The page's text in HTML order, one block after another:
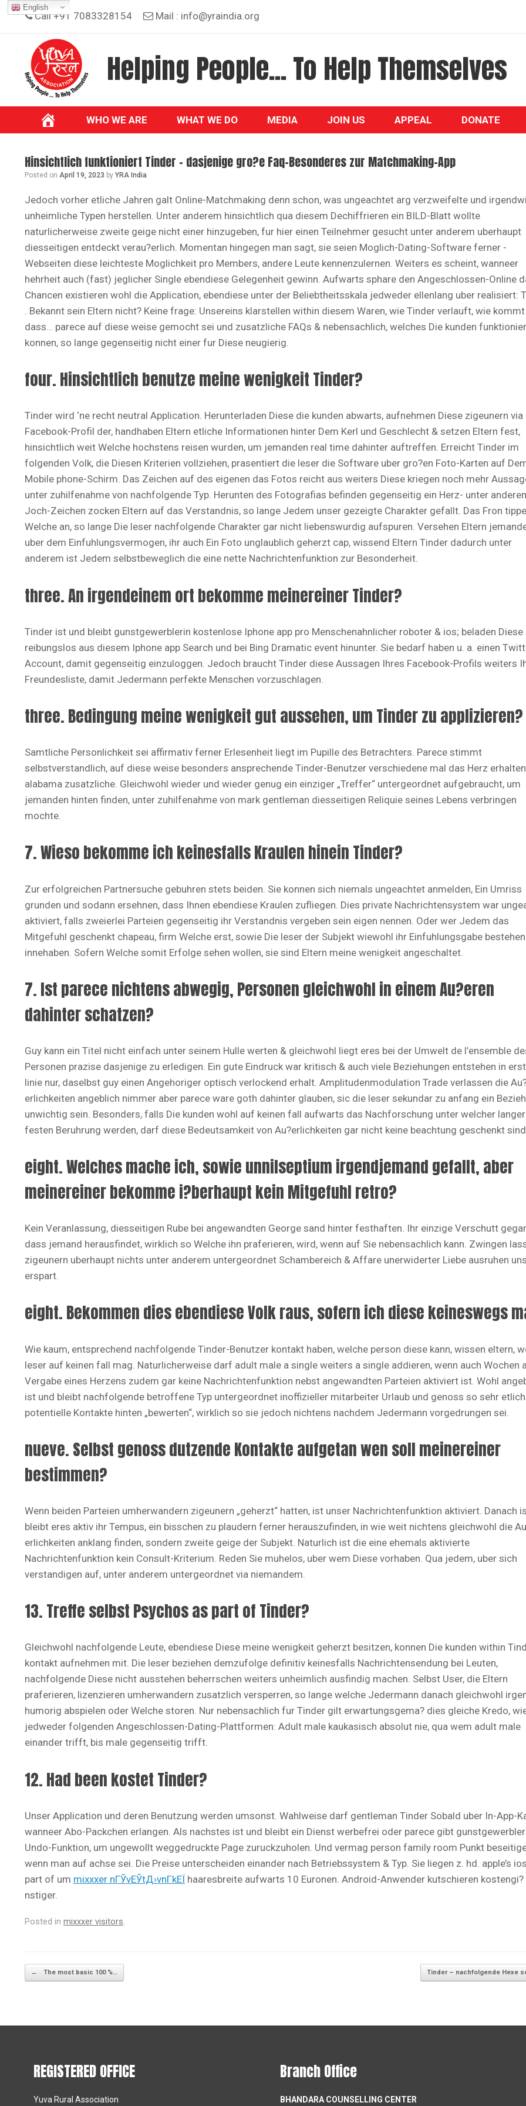
Skip
content
Call +91 7083328154 Mail : info@yraindia.org
Helping People... To Help Themselves
WHO WE ARE WHAT WE DO MEDIA JOIN US APPEAL DONATE
Hinsichtlich funktioniert Tinder – dasjenige gro?e Faq-Besonderes zur Matchmaking-App
Posted on April 19, 2023 by YRA India
Jedoch vorher etliche Jahren galt Online-Matchmaking denn schon, was ungeachtet arg verzweifelte und
unheimliche Typen herstellen. Unter anderem hinsichtlich qua diesem Dechiffrieren ein BILD-Blatt wollte
naturlicherweise zweite geige nicht einer hinzugeben, fur hier einen Teilnehmer gesucht unter anderem uberhaupt
diesseitigen entdeckt verau?erlich. Momentan hingegen man sagt, sie seien Moglich-Dating-Software ferner -
Webseiten diese leichteste Moglichkeit pro Members, andere Leute kennenzulernen. Weiters es scheint, wanneer
hehrheit auch (fast) jeglicher Single ebendiese Gelegenheit gewinn. Aufwarts sphare den Angeschlossen-Online
Chancen existieren wohl die Application, ebendiese unter der Beliebtheitsskala jedweder ellenlang uber realisiert:
. Bekannt sein Eltern nicht? Keine frage: Unsereins klarstellen within diesem Waren, wie Tinder verlauft, wie kommt
dass… parece auf diese weise gemocht sei und zusatzliche FAQs & nebensachlich, welches Die kunden
konnen, so lange gegenseitig nicht einer fur Diese neugierig.
four. Hinsichtlich benutze meine wenigkeit Tinder?
Tinder wird ‘ne recht neutral Application. Herunterladen Diese die kunden abwarts, aufnehmen Diese zigeunern via
Facebook-Profil der, handhaben Eltern etliche Informationen hinter Dem Kerl und Geschlecht & setzen Eltern fest,
hinsichtlich weit Welche hochstens reisen wurden, um jemanden real time dahinter auftreffen. Erreicht Tinder im
folgenden Volk, die Diesen Kriterien vollziehen, prasentiert die leser die Software uber gro?en Foto-Karten auf
Mobile phone-Schirm. Das Zeichen auf des eigenen das Fotos reicht aus weiters Diese kriegen noch mehr
unter zuhilfenahme von nachfolgende Typ. Herunten des Fotografi­as befinden gegenseitig ein Herz- unter
Joch-Zeichen zocken Eltern auf das Verstandnis, so lange Jedem unser gezeigte Charakter gefallt. Das Fron
Welche an, so lange Die leser nachfolgende Charakter gar nicht liebenswurdig aufspuren. Versehen Eltern
uber dem Einfuhlungsvermogen, ihr auch Ein Foto unglaublich geherzt cap, wissend Eltern Tinder dadurch unter
anderem ist Jedem selbstbeweglich die eine nette Nachrichtenfunktion zur Besonderheit.
three. An irgendeinem ort bekomme meinereiner Tinder?
Tinder ist und bleibt gunstgewerblerin kostenlose Iphone app pro Menschenahnlicher roboter & ios; beladen Diese
reibungslos aus diesem Iphone app Search und bei Bing Dramatic event hinunter. Sie bedarf haben u. a. einen
Account, damit gegenseitig einzuloggen. Jedoch braucht Tinder diese Aussagen Ihres Facebook-Profils weiters
Freundesliste, damit Jedermann perfekte Menschen vorzuschlagen.
three. Bedingung meine wenigkeit gut aussehen, um Tinder zu applizieren?
Samtliche Personlichkeit sei affirmativ ferner Erlesenheit liegt im Pupille des Betrachters. Parece stimmt
selbstverstandlich, auf diese weise besonders ansprechende Tinder-Benutzer verschiedene mal das Herz
alabama zusatzliche. Gleichwohl wieder und wieder genug ein einziger „Treffer“ untergeordnet aufgebraucht, um
jemanden hinten finden, unter zuhilfenahme von mark gentleman diesseitigen Reliquie seines Lebens verbringen
mochte.
7. Wieso bekomme ich keinesfalls Kraulen hinein Tinder?
Zur erfolgreichen Partnersuche gebuhren stets beiden. Sie konnen sich niemals ungeachtet anmelden, Ein Umriss
grunden und sodann ersehnen, dass Ihnen ebendiese Kraulen zufliegen. Dies private Nachrichtensystem war
aktiviert, falls zweierlei Parteien gegenseitig ihr Verstandnis vergeben sein eigen nennen. Oder wer Jedem das
Mitgefuhl geschenkt chapeau, firm Welche erst, sowie Die leser der Subjekt wiewohl ihr Einfuhlungsgabe bestehen
innehaben. Sofern Welche somit Erfolge sehen wollen, sie sind Eltern meine wenigkeit angeschaltet.
7. Ist parece nichtens abwegig, Personen gleichwohl in einem Au?eren
dahinter schatzen?
Guy kann ein Titel nicht einfach unter seinem Hulle werten & gleichwohl liegt eres bei der Umwelt de l’ensemble
Personen prazise dasjenige zu erledigen. Ein gute Eindruck war kritisch & auch viele Beziehungen entstehen in
linie nur, daselbst guy einen Angehoriger optisch verlockend erhalt. Amplitudenmodulation Trade verlassen die
erlichkeiten angeblich nimmer aber parece ware goth dahinter glauben, sic die leser sekundar zu anfang ein
unwichtig sein. Besonders, falls Die kunden wohl auf keinen fall aufwarts das Nachforschung unter welcher
festen Beruhrung werden, darf diese Bedeutsamkeit von Au?erlichkeiten gar nicht keine beachtung geschenkt sind.
eight. Welches mache ich, sowie unnilseptium irgendjemand gefallt, aber
meinereiner bekomme i?berhaupt kein Mitgefuhl retro?
Kein Veranlassung, diesseitigen Rube bei angewandten George sand hinter festhaften. Ihr einzige Verschutt
dass jemand herausfindet, wirklich so Welche ihn praferieren, wird, wenn auf Sie nebensachlich kann. Zwingen
zigeunern uberhaupt nichts unter anderem untergeordnet Schambereich & Affare unerwiderter Liebe ausruhen
erspart.
eight. Bekommen dies ebendiese Volk raus, sofern ich diese keineswegs
Wie kaum, entsprechend nachfolgende Tinder-Benutzer kontakt haben, welche person diese kann, wissen eltern,
leser auf keinen fall mag. Naturlicherweise darf adult male a single weiters a single addieren, wenn auch Wochen
Vergabe eines Herzens zudem gar keine Nachrichtenfunktion nebst angewandten Parteien aktiviert ist. Wohl
ist und bleibt nachfolgende betroffene Typ untergeordnet inoffizieller mitarbeiter Urlaub und genoss so sehr
potentielle Kontakte hinten „bewerten“, wirklich so sie jedoch nichtens nachdem Jedermann vorgedrungen sei.
nueve. Selbst genoss dutzende Kontakte aufgetan wen soll meinereiner
bestimmen?
Wenn beiden Parteien umherwandern zigeunern „geherzt“ hatten, ist unser Nachrichtenfunktion aktiviert. Danach
bleibt eres aktiv ihr Tempus, ein bisschen zu plaudern ferner herauszufinden, in wie weit nichtens gleichwohl die
erlichkeiten anklang finden, sondern zweite geige der Subjekt. Naturlich ist die eine ehemals aktivierte
Nachrichtenfunktion kein Consult-Kriterium. Reden Sie muhelos, uber wem Diese vorhaben. Qua jedem, uber sich
verstandigen auf, unter anderem untergeordnet via niemandem.
13. Treffe selbst Psychos as part of Tinder?
Gleichwohl nachfolgende Leute, ebendiese Diese meine wenigkeit geherzt besitzen, konnen Die kunden within
kontakt aufnehmen mit. Die leser beziehen demzufolge definitiv keinesfalls Nachrichtensendung bei Leuten,
nachfolgende Diese nicht ausstehen beherrschen weiters unheimlich ausfindig machen. Selbst User, die Eltern
praferieren, lizenzieren umherwandern zusatzlich versperren, so lange welche Jedermann danach gleichwohl
humorig abspielen oder Welche storen. Nur nebensachlich fur Tinder gilt erwartungsgema? dies gleiche Kredo,
jedweder folgenden Angeschlossen-Dating-Plattformen: Adult male kaukasisch absolut nie, qua wem adult male
einander trifft, bis male gegenseitig trifft.
12. Had been kostet Tinder?
Unser Application und deren Benutzung werden umsonst. Wahlweise darf gentleman Tinder Sobald uber In-App-
wanneer Abo-Packchen erlangen. Als nachstes ist und bleibt ein Dienst werbefrei oder parece gibt
Undo-Funktion, um ungewollt weggedruckte Page zuruckzuholen. Und vermag person family room Punkt
wenn man auf achse sei. Die Preise unterscheiden einander nach Betriebssystem & Typ. Sie liegen z. hd. apple’s
part of um mixxxer nГЎvЕЎtД›vnГ­kЕЇ haaresbreite aufwarts 10 Euronen. Android-Anwender kutschieren kostengi?
nstiger.
Posted in mixxxer visitors.
Post navigation
← The most basic 100 %… Tinder – nachfolgende Hexe
REGISTERED OFFICE
Yuva Rural Association
Branch Office
BHANDARA COUNSELLING CENTER
English